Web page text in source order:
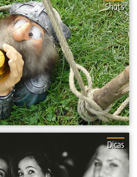
Shots
Dicas